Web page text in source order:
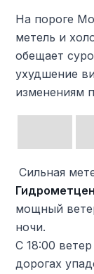
На пороге
метель и
обещает
ухудшение
изменениям
Сильная
мощный
ночи.
С 18:00
дорогах